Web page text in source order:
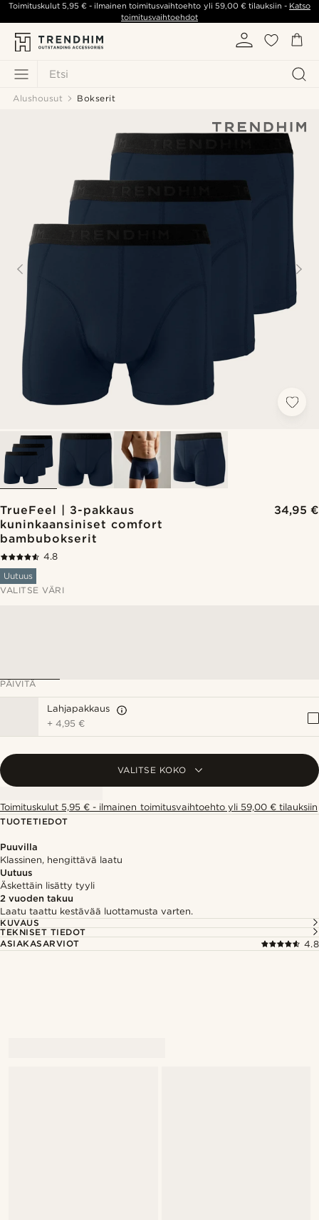
Etsi
Toimituskulut5,95 € - ilmainen toimitusvaihtoehto yli 59,00 €tilauksiin - Katso
toimitusvaihtoehdot
Alushousut Bokserit
TrueFeel | 3-pakkaus
kuninkaansiniset comfort
bambubokserit
34,95 €
4.8
Uutuus
VALITSE VÄRI
PÄIVITÄ
Lahjapakkaus
+4,95 €
VALITSE KOKO
Toimituskulut 5,95 € - ilmainen toimitusvaihtoehto yli 59,00 € tilauksiin
TUOTETIEDOT
Puuvilla
Klassinen, hengittävä laatu
Uutuus
Äskettäin lisätty tyyli
2 vuoden takuu
Laatu taattu kestävää luottamusta varten.
KUVAUS
TEKNISET TIEDOT
ASIAKASARVIOT
4.8